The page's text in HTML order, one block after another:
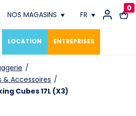
NOS MAGASINS
Conthey
FR
FR
0
LOCATION ENTREPRISES
/
& Accessoires /
Cubes 17L (X3)